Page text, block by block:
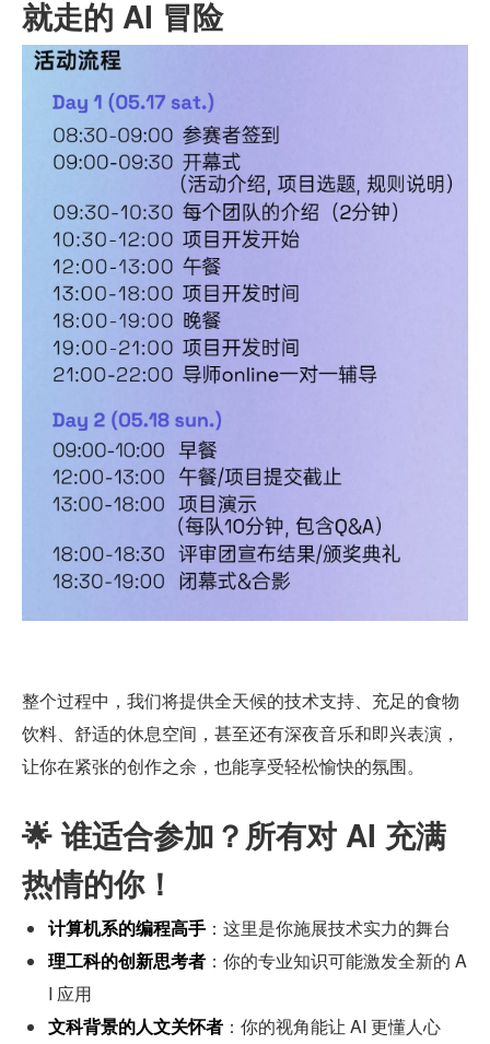
就走的 AI 冒险
整个过程中，我们将提供全天候的技术支持、充足的食物
饮料、舒适的休息空间，甚至还有深夜音乐和即兴表演，
让你在紧张的创作之余，也能享受轻松愉快的氛围。
🌟 谁适合参加？所有对 AI 充满
热情的你！
计算机系的编程高手 ：这里是你施展技术实力的舞台
理工科的创新思考者 ：你的专业知识可能激发全新的 A
I 应用
文科背景的人文关怀者 ：你的视角能让 AI 更懂人心